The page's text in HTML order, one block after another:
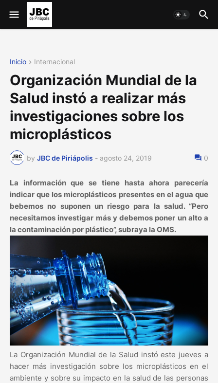
Inicio Internacional
Organización Mundial de la
Salud instó a realizar más
investigaciones sobre los
microplásticos
by JBC de Piriápolis - agosto 24, 2019 0
La información que se tiene hasta ahora parecería
indicar que los microplásticos presentes en el agua que
bebemos no suponen un riesgo para la salud. “Pero
necesitamos investigar más y debemos poner un alto a
la contaminación por plástico”, subraya la OMS.
La Organización Mundial de la Salud instó este jueves a
hacer más investigación sobre los microplásticos en el
ambiente y sobre su impacto en la salud de las personas